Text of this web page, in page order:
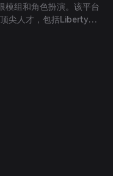
模组和角色扮演。该平台
尖人才，包括Liberty
。